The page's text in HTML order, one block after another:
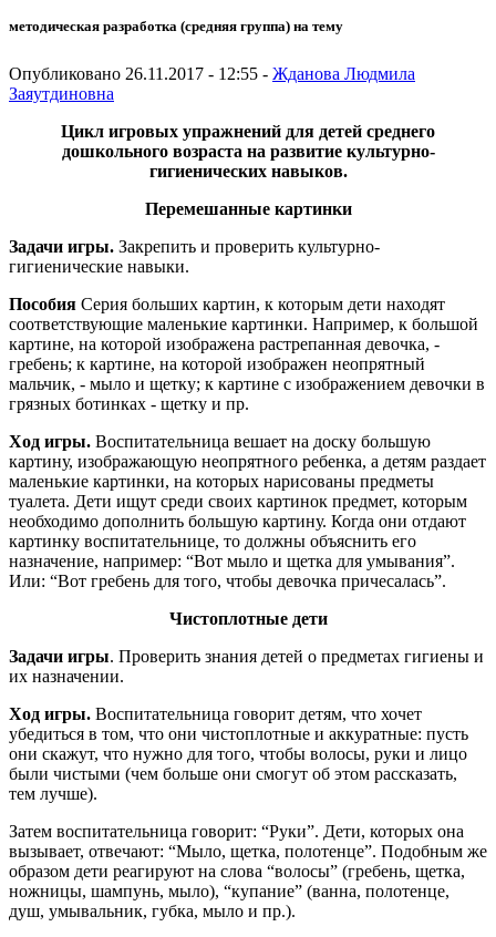
методическая разработка (средняя группа) на тему
Опубликовано 26.11.2017 - 12:55 - Жданова Людмила
Заяутдиновна
Цикл игровых упражнений для детей среднего
дошкольного возраста на развитие культурно-
гигиенических навыков.
Перемешанные картинки
Задачи игры. Закрепить и проверить культурно-
гигиенические навыки.
Пособия Серия больших картин, к которым дети находят
соответствующие маленькие картинки. Например, к большой
картине, на которой изображена растрепанная девочка, -
гребень; к картине, на которой изображен неопрятный
мальчик, - мыло и щетку; к картине с изображением девочки в
грязных ботинках - щетку и пр.
Ход игры. Воспитательница вешает на доску большую
картину, изображающую неопрятного ребенка, а детям раздает
маленькие картинки, на которых нарисованы предметы
туалета. Дети ищут среди своих картинок предмет, которым
необходимо дополнить большую картину. Когда они отдают
картинку воспитательнице, то должны объяснить его
назначение, например: “Вот мыло и щетка для умывания”.
Или: “Вот гребень для того, чтобы девочка причесалась”.
Чистоплотные дети
Задачи игры. Проверить знания детей о предметах гигиены и
их назначении.
Ход игры. Воспитательница говорит детям, что хочет
убедиться в том, что они чистоплотные и аккуратные: пусть
они скажут, что нужно для того, чтобы волосы, руки и лицо
были чистыми (чем больше они смогут об этом рассказать,
тем лучше).
Затем воспитательница говорит: “Руки”. Дети, которых она
вызывает, отвечают: “Мыло, щетка, полотенце”. Подобным же
образом дети реагируют на слова “волосы” (гребень, щетка,
ножницы, шампунь, мыло), “купание” (ванна, полотенце,
душ, умывальник, губка, мыло и пр.).